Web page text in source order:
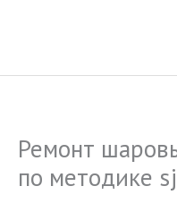
Ремонт
по методике